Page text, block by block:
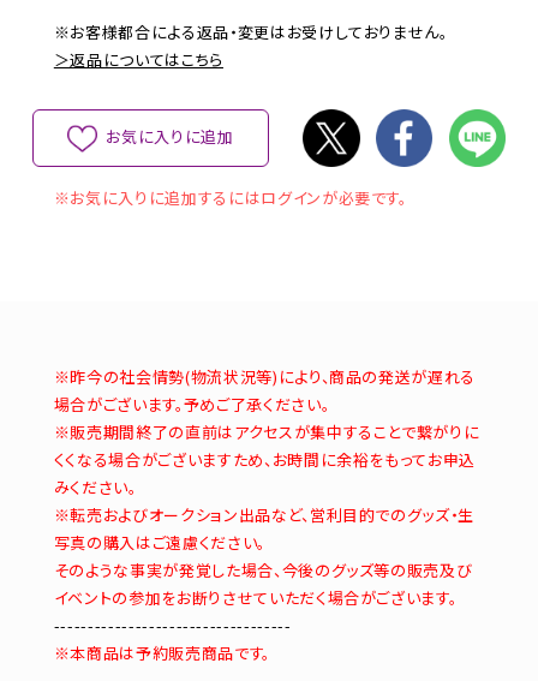
※お客様都合による返品・変更はお受けしておりません。
＞返品についてはこちら
お気に入りに追加
※お気に入りに追加するにはログインが必要です。
※昨今の社会情勢(物流状況等)により、商品の発送が遅れる
場合がございます。予めご了承ください。
※販売期間終了の直前はアクセスが集中することで繋がりに
くくなる場合がございますため、お時間に余裕をもってお申込
みください。
※転売およびオークション出品など、営利目的でのグッズ・生
写真の購入はご遠慮ください。
そのような事実が発覚した場合、今後のグッズ等の販売及び
イベントの参加をお断りさせていただく場合がございます。
-----------------------------------
※本商品は予約販売商品です。